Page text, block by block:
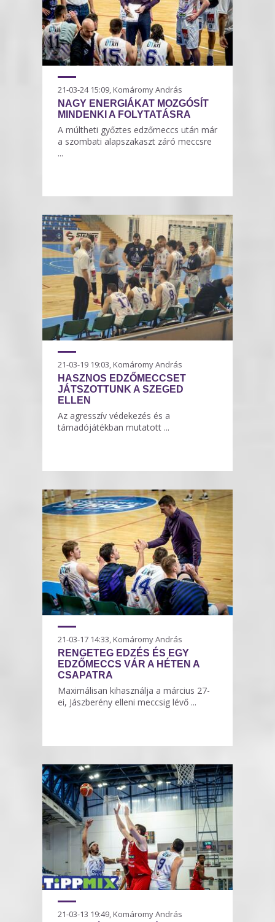
21-03-24 15:09, Komáromy András
NAGY ENERGIÁKAT MOZGÓSÍT
MINDENKI A FOLYTATÁSRA
A múltheti győztes edzőmeccs után már
a szombati alapszakaszt záró meccsre
...
21-03-19 19:03, Komáromy András
HASZNOS EDZŐMECCSET
JÁTSZOTTUNK A SZEGED
ELLEN
Az agresszív védekezés és a
támadójátékban mutatott ...
21-03-17 14:33, Komáromy András
RENGETEG EDZÉS ÉS EGY
EDZŐMECCS VÁR A HÉTEN A
CSAPATRA
Maximálisan kihasználja a március 27-
ei, Jászberény elleni meccsig lévő ...
21-03-13 19:49, Komáromy András